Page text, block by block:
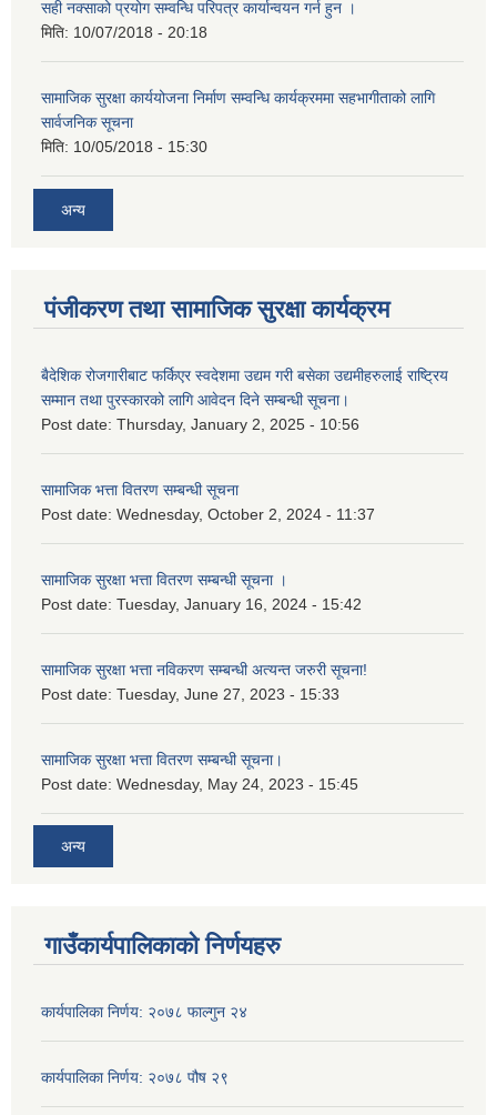
सही नक्साको प्रयोग सम्वन्धि परिपत्र कार्यान्वयन गर्न हुन ।
मिति: 10/07/2018 - 20:18
सामाजिक सुरक्षा कार्ययोजना निर्माण सम्वन्धि कार्यक्रममा सहभागीताको लागि
सार्वजनिक सूचना
मिति: 10/05/2018 - 15:30
अन्य
पंजीकरण तथा सामाजिक सुरक्षा कार्यक्रम
बैदेशिक रोजगारीबाट फर्किएर स्वदेशमा उद्यम गरी बसेका उद्यमीहरुलाई राष्‍ट्रिय
सम्मान तथा पुरस्कारको लागि आवेदन दिने सम्बन्धी सूचना।
Post date: Thursday, January 2, 2025 - 10:56
सामाजिक भत्ता वितरण सम्बन्धी सूचना
Post date: Wednesday, October 2, 2024 - 11:37
सामाजिक सुरक्षा भत्ता वितरण सम्बन्धी सूचना ।
Post date: Tuesday, January 16, 2024 - 15:42
सामाजिक सुरक्षा भत्ता नविकरण सम्बन्धी अत्यन्त जरुरी सूचना!
Post date: Tuesday, June 27, 2023 - 15:33
सामाजिक सुरक्षा भत्ता वितरण सम्बन्धी सूचना।
Post date: Wednesday, May 24, 2023 - 15:45
अन्य
गाउँकार्यपालिकाको निर्णयहरु
कार्यपालिका निर्णय: २०७८ फाल्गुन २४
कार्यपालिका निर्णय: २०७८ पौष २९